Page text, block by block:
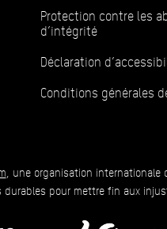
Protection contre les
d’intégrité
Déclaration
Conditions générales
, une organisation internationale
pour mettre fin aux